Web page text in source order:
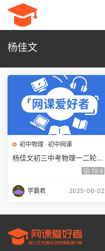
杨佳文
初中物理 · 初中网课
杨佳文初三中考物理一二轮复
习视频全套(寒春班)百度网盘
19.9
学霸君 2025-06-02